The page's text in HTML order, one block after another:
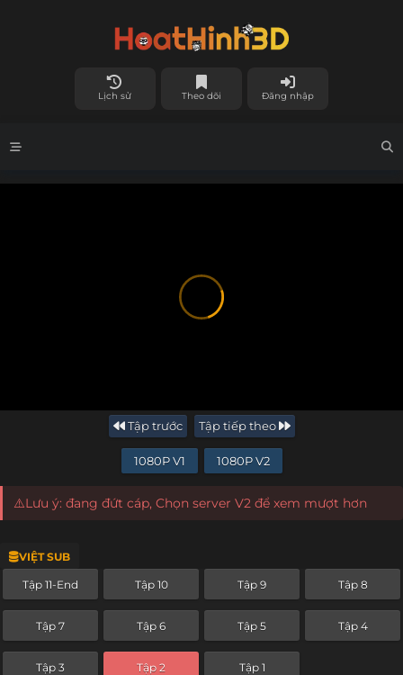
Lịch sử Theo dõi Đăng nhập
Tập trước Tập tiếp theo
1080P V1 1080P V2
⚠️Lưu ý: đang đứt cáp, Chọn server V2 để xem mượt hơn
VIỆT SUB
Tập 11-End Tập 10 Tập 9 Tập 8
Tập 7 Tập 6 Tập 5 Tập 4
Tập 3 Tập 2 Tập 1